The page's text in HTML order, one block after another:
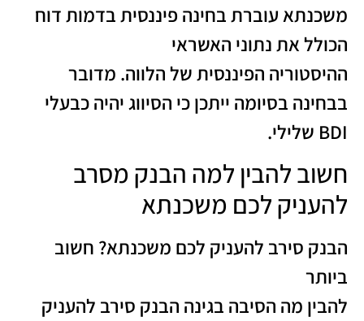
משכנתא עוברת בחינה פיננסית בדמות דוח
הכולל את נתוני האשראי
ההיסטוריה הפיננסית של הלווה. מדובר
בבחינה בסיומה ייתכן כי הסיווג יהיה כבעלי
BDI שלילי.
חשוב להבין למה הבנק מסרב
להעניק לכם משכנתא
הבנק סירב להעניק לכם משכנתא? חשוב
ביותר
להבין מה הסיבה בגינה הבנק סירב להעניק